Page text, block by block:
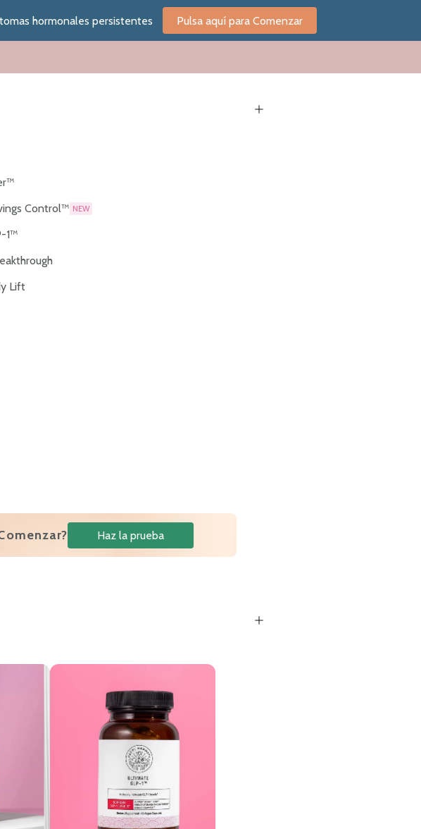
hormonales persistentes Pulsa aquí para Comenzar
Control™ NEW
1™
Lift
Haz la prueba